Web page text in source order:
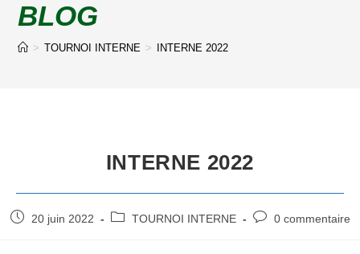
BLOG
> TOURNOI INTERNE > INTERNE 2022
INTERNE 2022
20 juin 2022 TOURNOI INTERNE 0 commentaire